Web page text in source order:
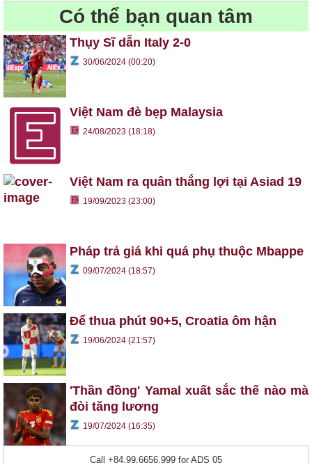
Có thể bạn quan tâm
Thụy Sĩ dẫn Italy 2-0
30/06/2024 (00:20)
Việt Nam đè bẹp Malaysia
24/08/2023 (18:18)
Việt Nam ra quân thắng lợi tại Asiad 19
19/09/2023 (23:00)
Pháp trả giá khi quá phụ thuộc Mbappe
09/07/2024 (18:57)
Để thua phút 90+5, Croatia ôm hận
19/06/2024 (21:57)
'Thần đồng' Yamal xuất sắc thế nào mà
đòi tăng lương
19/07/2024 (16:35)
Call +84.99.6656.999 for ADS 05